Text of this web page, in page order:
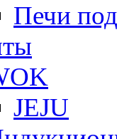
Печи
JEJU